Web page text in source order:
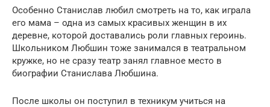
Особенно Станислав любил смотреть на то, как играла
его мама – одна из самых красивых женщин в их
деревне, которой доставались роли главных героинь.
Школьником Любшин тоже занимался в театральном
кружке, но не сразу театр занял главное место в
биографии Станислава Любшина.
После школы он поступил в техникум учиться на